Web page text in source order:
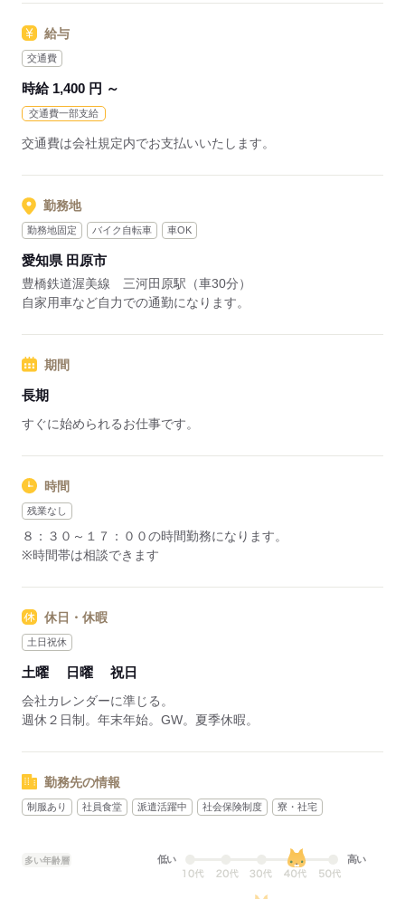
給与
交通費
時給 1,400 円 ～
交通費一部支給
交通費は会社規定内でお支払いいたします。
勤務地
勤務地固定 バイク自転車 車OK
愛知県 田原市
豊橋鉄道渥美線 三河田原駅（車30分）
自家用車など自力での通勤になります。
期間
長期
すぐに始められるお仕事です。
時間
残業なし
８：３０～１７：００の時間勤務になります。
※時間帯は相談できます
休日・休暇
土日祝休
土曜 日曜 祝日
会社カレンダーに準じる。
週休２日制。年末年始。GW。夏季休暇。
勤務先の情報
制服あり 社員食堂 派遣活躍中 社会保険制度 寮・社宅
多い年齢層 低い 高い